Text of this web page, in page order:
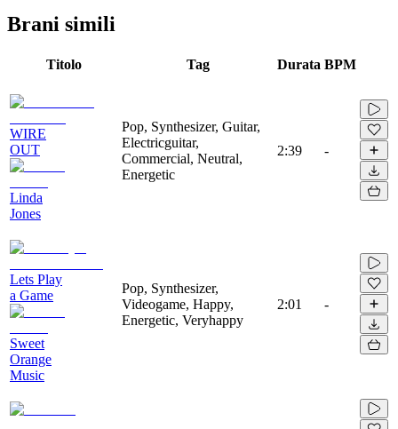
Brani simili
Titolo Tag Durata BPM
WIRE
OUT
Linda
Jones
Pop, Synthesizer, Guitar,
Electricguitar,
Commercial, Neutral,
Energetic
2:39 -
Lets Play
a Game
Sweet
Orange
Music
Pop, Synthesizer,
Videogame, Happy,
Energetic, Veryhappy
2:01 -